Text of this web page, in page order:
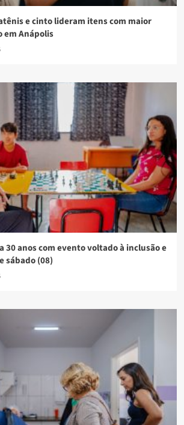
e cinto lideram itens com maior
em Anápolis
30 anos com evento voltado à inclusão e
sábado (08)